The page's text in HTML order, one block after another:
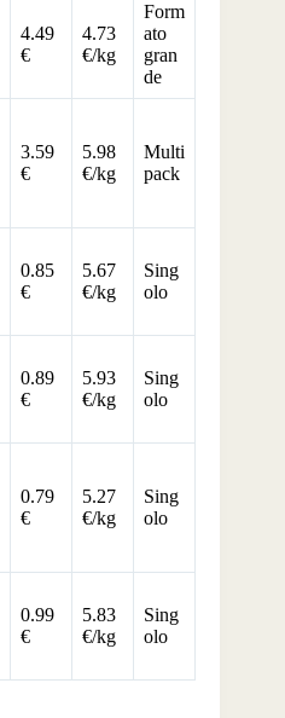
4.49
€
4.73
€/kg
Form
ato
gran
de
3.59
€
5.98
€/kg
Multi
pack
0.85
€
5.67
€/kg
Sing
olo
0.89
€
5.93
€/kg
Sing
olo
0.79
€
5.27
€/kg
Sing
olo
0.99
€
5.83
€/kg
Sing
olo